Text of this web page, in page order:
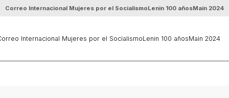
Correo Internacional Mujeres por el SocialismoLenin 100 añosMain 2024
Internacional Mujeres por el SocialismoLenin 100 añosMain 2024